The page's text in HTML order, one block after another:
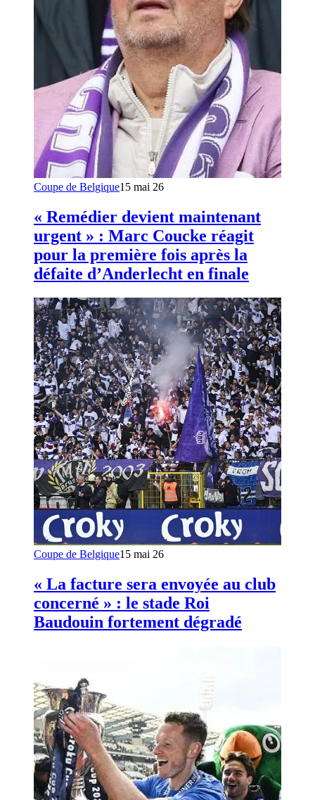
Coupe de Belgique15 mai 26
« Remédier devient maintenant
urgent » : Marc Coucke réagit
pour la première fois après la
défaite d’Anderlecht en finale
Coupe de Belgique15 mai 26
« La facture sera envoyée au club
concerné » : le stade Roi
Baudouin fortement dégradé